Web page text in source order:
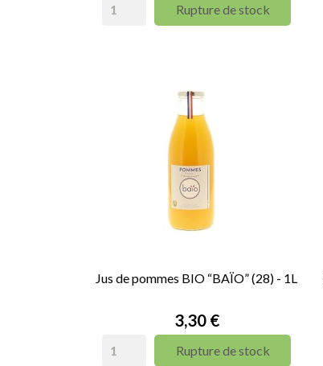
Rupture de stock
Jus de pommes BIO “BAÏO” (28) - 1L
Prix
3,30 €
Rupture de stock